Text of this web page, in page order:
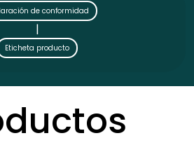
de conformidad
|
Eticheta producto